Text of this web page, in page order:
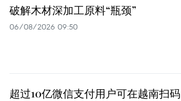
破解木材深加工原料“瓶颈”
06/08/2026 09:50
超过10亿微信支付用户可在越南扫码